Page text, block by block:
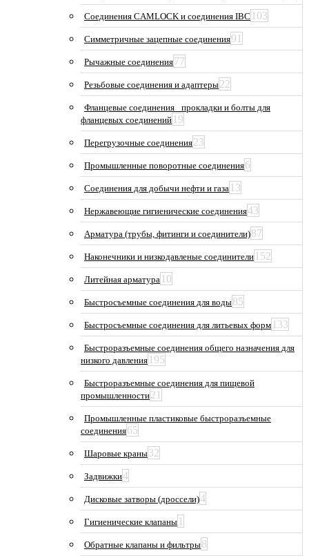
Соединения CAMLOCK и соединения IBC 103
Симметричные зацепные соединения91
Рычажные соединения77
Резьбовые соединения и адаптеры22
Фланцевые соединения_ прокладки и болты для
фланцевых соединений 19
Перегрузочные соединения23
Промышленные поворотные соединения6
Соединения для добычи нефти и газа 13
Нержавеющие гигиенические соединения43
Арматура (трубы, фитинги и соединители)87
Наконечники и низкодавленые соединители 152
Литейная арматура 10
Быстросъемные соединения для воды85
Быстросъемные соединения для литьевых форм 133
Быстроразъемные соединения общего назначения для
низкого давления 195
Быстроразъемные соединения для пищевой
промышленности21
Промышленные пластиковые быстроразъемные
соединения65
Шаровые краны32
Задвижки4
Дисковые затворы (дроссели)4
Гигиенические клапаны 1
Обратные клапаны и фильтры8